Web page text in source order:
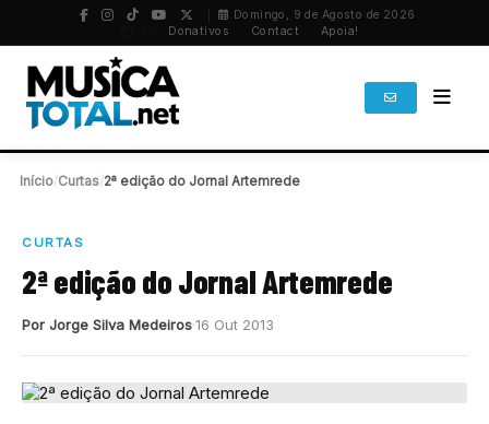
Domingo, 9 de Agosto de 2026
Donativos Contact Apoia!
Início Curtas 2ª edição do Jornal Artemrede
CURTAS
2ª edição do Jornal Artemrede
Por Jorge Silva Medeiros16 Out 2013